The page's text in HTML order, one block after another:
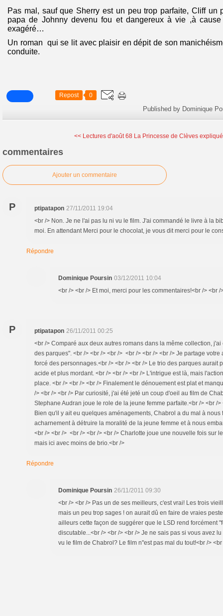
Pas mal, sauf que Sherry est un peu trop parfaite, Cliff un
papa de Johnny devenu fou et dangereux à vie ,à
exagéré…
Un roman qui se lit avec plaisir en dépit de son
conduite.
Repost 0
Published by Dominique
<< Lectures d'août 68 La Princesse de Clèves
commentaires
Ajouter un commentaire
P ptipatapon 27/11/2011 19:04
<br /> Non. Je ne l'ai pas lu ni vu le film. J'ai commandé le livre à la
moi. En attendant Merci pour le chocolat, je vous dit merci pour le
Répondre
Dominique Poursin 03/12/2011 10:04
<br /> <br /> Et moi, merci pour les commentaires!<br /> <br /
P ptipatapon 26/11/2011 00:25
<br /> Comparé aux deux autres romans dans la même collection,
des parques". <br /> <br /> <br /> <br /> <br /> <br /> Je partage
forcé des personnages.<br /> <br /> <br /> Le trio des parques aurait
acide et plus mordant. <br /> <br /> <br /> L'intrigue est là, mais
place. <br /> <br /> <br /> Finalement le dénouement est plat et
/> <br /> <br /> Par curiosité, j'ai été jeté un coup d'oeil au film de
Stephane Audran joue le role de la jeune femme parfaite.<br /> <br /
Bien qu'il y ait eu quelques aménagements, Chabrol a du mal à nous
acharnement à détruire la moralité de la jeune femme et à nous
<br /> <br /> <br /> <br /> <br /> Charlotte joue une nouvelle fois sur
mais ici avec moins de brio.<br />
Répondre
Dominique Poursin 26/11/2011 09:30
<br /> <br /> Pas un de ses meilleurs, c'est vrai! Les trois
mais un peu trop sages ! on aurait dû en faire de vraies
ailleurs cette façon de suggérer que le LSD rend forcément
discutable...<br /> <br /> <br /> Je ne sais pas si vous avez
vu le film de Chabrol? Le film n''est pas mal du tout!<br /> <br